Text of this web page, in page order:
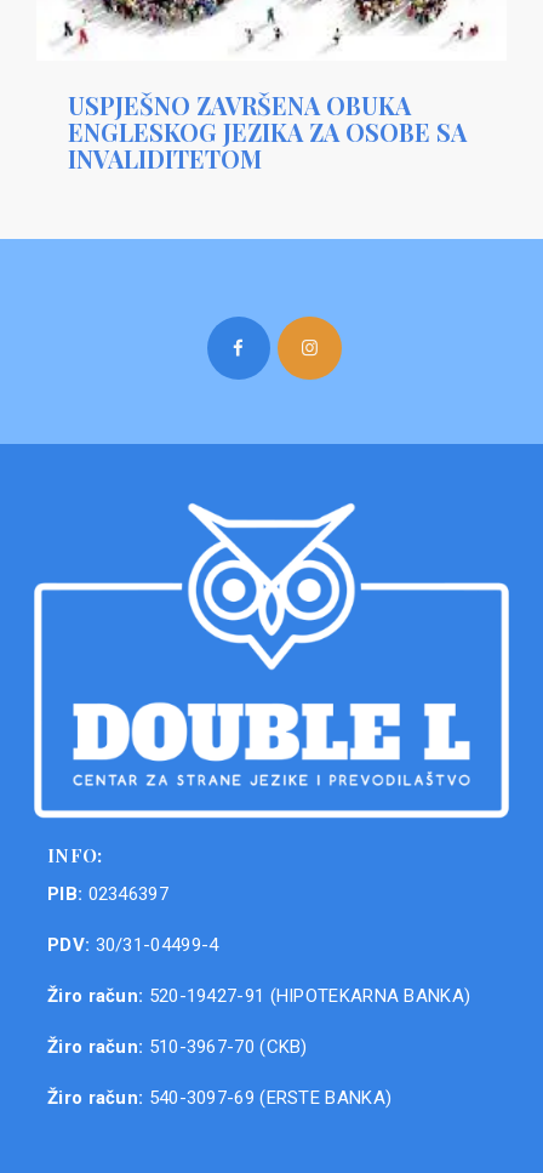
USPJEŠNO ZAVRŠENA OBUKA
ENGLESKOG JEZIKA ZA OSOBE SA
INVALIDITETOM
INFO:
PIB: 02346397
PDV: 30/31-04499-4
Žiro račun: 520-19427-91 (HIPOTEKARNA BANKA)
Žiro račun: 510-3967-70 (CKB)
Žiro račun: 540-3097-69 (ERSTE BANKA)